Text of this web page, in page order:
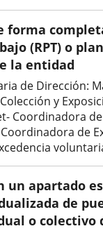
forma
(RPT) o
la entidad
de Dirección:
y
Coordinadora
de
un apartado
de
o colectivo